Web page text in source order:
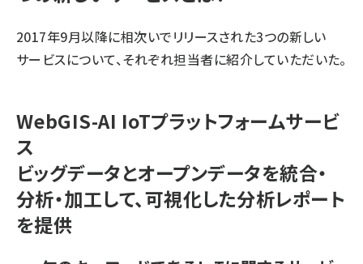
2017年9月以降に相次いでリリースされた3つの新しい
サービスについて、それぞれ担当者に紹介していただいた。
WebGIS-AI IoTプラットフォームサービ
ス
ビッグデータとオープンデータを統合・
分析・加工して、可視化した分析レポート
を提供